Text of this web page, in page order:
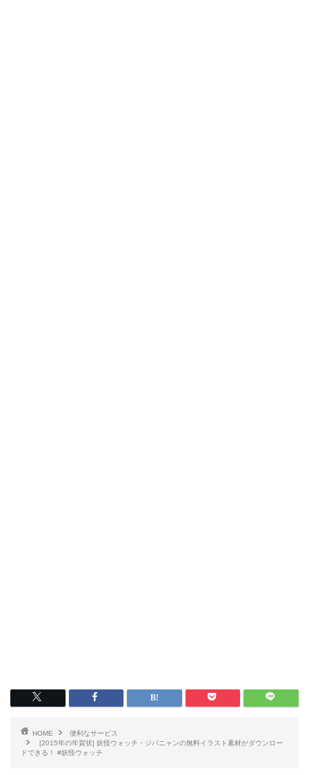
HOME
便利なサービス
[2015年の年賀状] 妖怪ウォッチ・ジバニャンの無料イラスト素材がダウンロー
ドできる！ #妖怪ウォッチ